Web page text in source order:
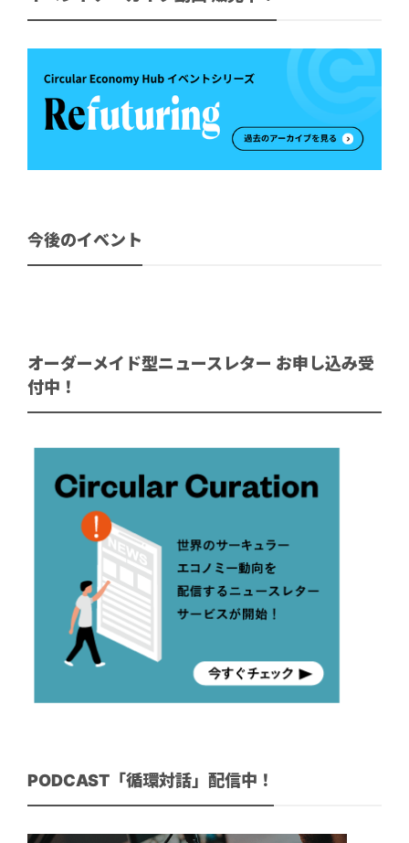
今後のイベント
オーダーメイド型ニュースレター お申し込み受
付中！
PODCAST「循環対話」配信中！